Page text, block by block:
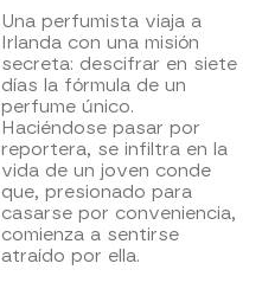
Una perfumista viaja a
Irlanda con una misión
secreta: descifrar en siete
días la fórmula de un
perfume único.
Haciéndose pasar por
reportera, se infiltra en la
vida de un joven conde
que, presionado para
casarse por conveniencia,
comienza a sentirse
atraído por ella.